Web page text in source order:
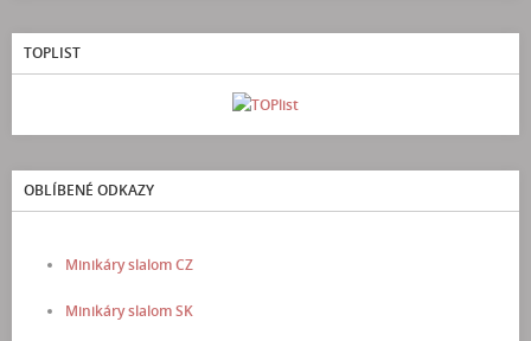
TOPLIST
OBLÍBENÉ ODKAZY
Minikáry slalom CZ
Minikáry slalom SK